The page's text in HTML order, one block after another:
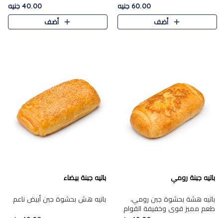
60.00 جنيه
أضف
40.00 جنيه
أضف
باتيه جبنة رومي
باتيه هشة بحشوة جبن رومي،
طعم مميز قوي وخفيفة القوام.
باتيه جبنة بيضاء
باتيه هش بحشوة جبن أبيض ناعم.